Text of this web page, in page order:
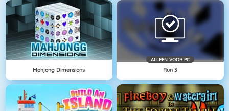
Mahjong Dimensions
ALLEEN VOOR PC
Run 3